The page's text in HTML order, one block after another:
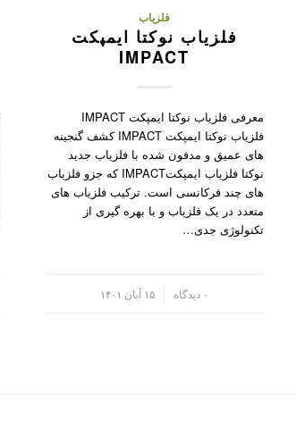
فلزیاب
فلزیاب نوکتا ایمپکت
IMPACT
معرفی فلزیاب نوکتا ایمپکت IMPACT
فلزیاب نوکتا ایمپکت IMPACT کشف گنجینه
های عمیق و مدفون شده با فلزیاب جدید
نوکتا فلزیاب ایمپکتIMPACT که جزو فلزیاب
های چند فرکانسی است. ترکیب فلزیاب های
متعدد در یک فلزیاب و با بهره گیری از
تکنولوژی جدی…
۰ دیدگاه ۱۵ آبان ۱۴۰۱